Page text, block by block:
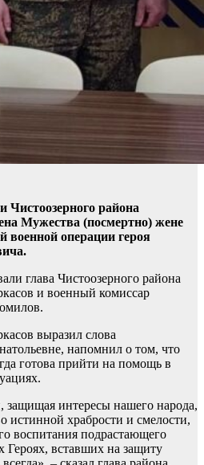
Чистоозерного района
Мужества (посмертно) жене
военной операции героя
глава Чистоозерного района
и военный комиссар
выразил слова
напомнил о том, что
готова прийти на помощь в
интересы нашего народа,
истинной храбрости и смелости,
воспитания подрастающего
вставших на защиту